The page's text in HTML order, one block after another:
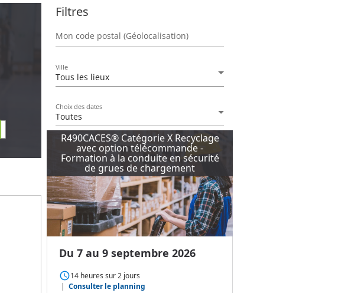
Filtres
Mon code postal (Géolocalisation)
Ville
Tous les lieux
Choix des dates
Toutes
R490CACES® Catégorie X Recyclage
avec option télécommande -
Formation à la conduite en sécurité
de grues de chargement
Du 7 au 9 septembre 2026
access_time14 heuressur2 jours
| Consulter le planning